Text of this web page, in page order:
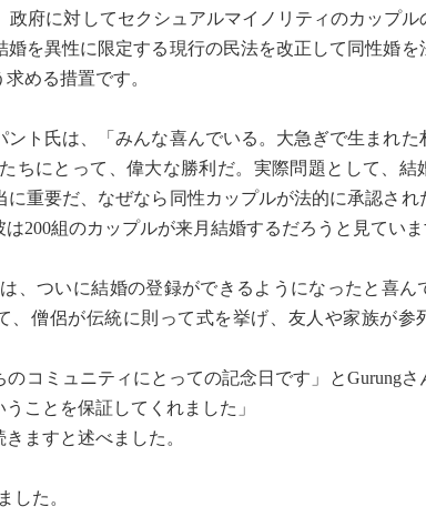
政府に対してセクシュアルマイノリティのカップ
を異性に限定する現行の民法を改正して同性婚を
める措置です。
ト氏は、「みんな喜んでいる。大急ぎで生まれた
ちにとって、偉大な勝利だ。実際問題として、結
重要だ、なぜなら同性カップルが法的に承認され
200組のカップルが来月結婚するだろうと見てい
、ついに結婚の登録ができるようになったと喜ん
、僧侶が伝統に則って式を挙げ、友人や家族が参
コミュニティにとっての記念日です」とGurungさ
ことを保証してくれました」
ますと述べました。
した。